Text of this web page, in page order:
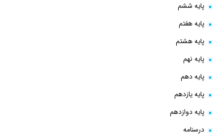
پایه ششم
پایه هفتم
پایه هشتم
پایه نهم
پایه دهم
پایه یازدهم
پایه دوازدهم
درسنامه